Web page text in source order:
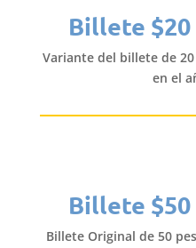
Billete
Variante del billete de
en el
Billete
Billete Original de 50